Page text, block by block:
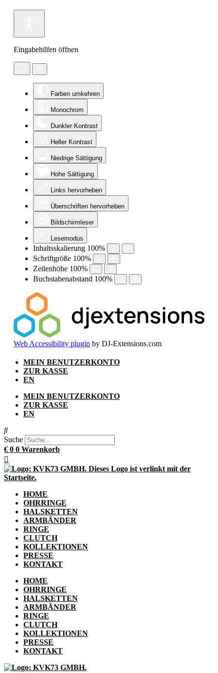
Eingabehilfen öffnen
Farben umkehren
Monochrom
Dunkler Kontrast
Heller Kontrast
Niedrige Sättigung
Hohe Sättigung
Links hervorheben
Überschriften hervorheben
Bildschirmleser
Lesemodus
Inhaltsskalierung 100%
Schriftgröße 100%
Zeilenhöhe 100%
Buchstabenabstand 100%
Web Accessibility plugin by DJ-Extensions.com
Zum
Inhalt
springen
MEIN BENUTZERKONTO
ZUR KASSE
EN
MEIN BENUTZERKONTO
ZUR KASSE
EN
Suche
€ 0 0 Warenkorb
HOME
OHRRINGE
HALSKETTEN
ARMBÄNDER
RINGE
CLUTCH
KOLLEKTIONEN
PRESSE
KONTAKT
HOME
OHRRINGE
HALSKETTEN
ARMBÄNDER
RINGE
CLUTCH
KOLLEKTIONEN
PRESSE
KONTAKT